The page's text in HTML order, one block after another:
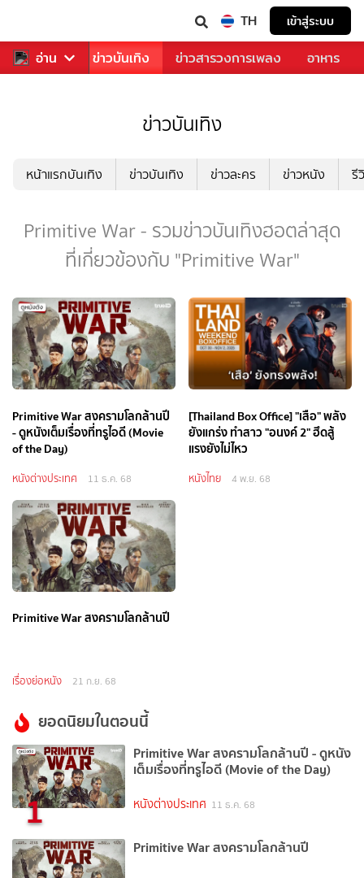
TH เข้าสู่ระบบ
อ่าน
ฬา ข่าว ข่าวบันเทิง ข่าวสารวงการเพลง อาหาร
ข่าวบันเทิง
หน้าแรกบันเทิง ข่าวบันเทิง ข่าวละคร ข่าวหนัง รี
Primitive War - รวมข่าวบันเทิงฮอตล่าสุด
ที่เกี่ยวข้องกับ "Primitive War"
Primitive War สงครามโลกล้านปี
- ดูหนังเต็มเรื่องที่ทรูไอดี (Movie
of the Day)
หนังต่างประเทศ 11 ธ.ค. 68
[Thailand Box Office] "เสือ" พลัง
ยังแกร่ง ทำสาว "อนงค์ 2" ฮึดสู้
แรงยังไม่ไหว
หนังไทย 4 พ.ย. 68
Primitive War สงครามโลกล้านปี
เรื่องย่อหนัง 21 ก.ย. 68
ยอดนิยมในตอนนี้
1
Primitive War สงครามโลกล้านปี - ดูหนัง
เต็มเรื่องที่ทรูไอดี (Movie of the Day)
หนังต่างประเทศ 11 ธ.ค. 68
Primitive War สงครามโลกล้านปี